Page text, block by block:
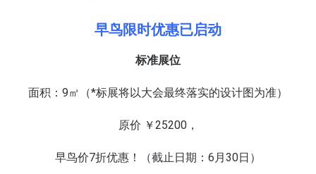
早鸟限时优惠已启动
标准展位
面积：9㎡（*标展将以大会最终落实的设计图为准）
原价 ￥25200，
早鸟价7折优惠！（截止日期：6月30日）